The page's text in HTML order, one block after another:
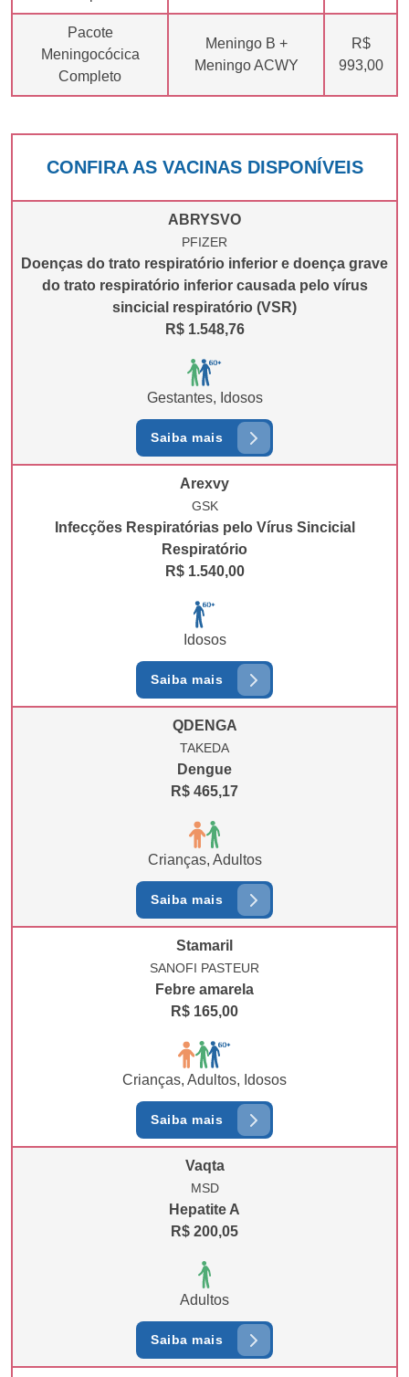
Pacote
Meningocócica
Completo
Meningo B +
Meningo ACWY
R$
993,00
CONFIRA AS VACINAS DISPONÍVEIS
ABRYSVO
PFIZER
Doenças do trato respiratório inferior e doença grave
do trato respiratório inferior causada pelo vírus
sincicial respiratório (VSR)
R$ 1.548,76
Gestantes, Idosos
Saiba mais
Arexvy
GSK
Infecções Respiratórias pelo Vírus Sincicial
Respiratório
R$ 1.540,00
Idosos
Saiba mais
QDENGA
TAKEDA
Dengue
R$ 465,17
Crianças, Adultos
Saiba mais
Stamaril
SANOFI PASTEUR
Febre amarela
R$ 165,00
Crianças, Adultos, Idosos
Saiba mais
Vaqta
MSD
Hepatite A
R$ 200,05
Adultos
Saiba mais